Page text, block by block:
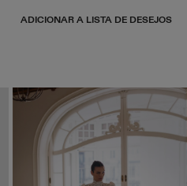
ADICIONAR A LISTA DE DESEJOS